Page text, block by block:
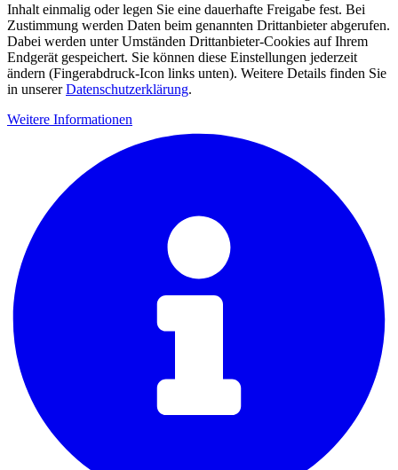
Inhalt einmalig oder legen Sie eine dauerhafte Freigabe fest. Bei
Zustimmung werden Daten beim genannten Drittanbieter abgerufen.
Dabei werden unter Umständen Drittanbieter-Cookies auf Ihrem
Endgerät gespeichert. Sie können diese Einstellungen jederzeit
ändern (Fingerabdruck-Icon links unten). Weitere Details finden Sie
in unsererDatenschutzerklärung.
Weitere Informationen